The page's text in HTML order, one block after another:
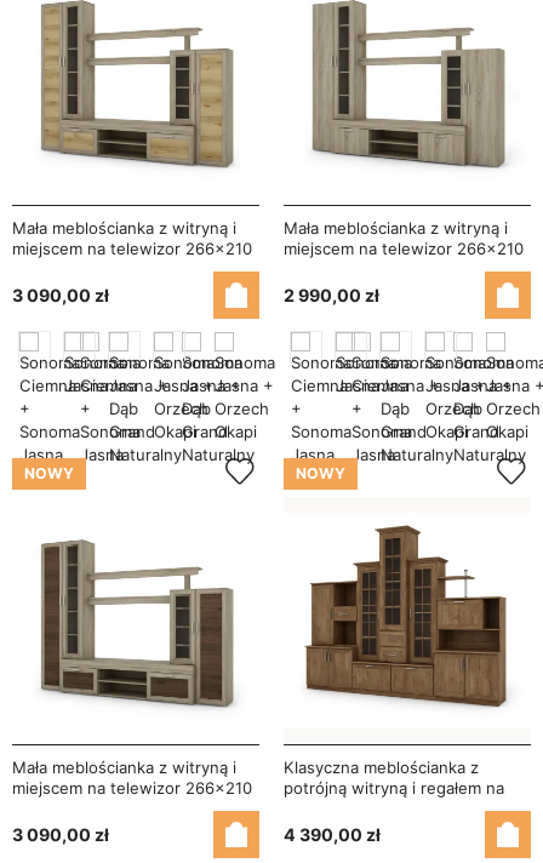
Mała meblościanka z witryną i
miejscem na telewizor 266×210
cm Sonoma Jasna / Dąb Grand
Naturalny – APOLLO
3 090,00 zł
Mała meblościanka z witryną i
miejscem na telewizor 266×210
cm Sonoma Jasna – APOLLO
2 990,00 zł
NOWY
Mała meblościanka z witryną i
miejscem na telewizor 266×210
cm Sonoma Jasna / Orzech
Okapi – APOLLO
3 090,00 zł
NOWY
Klasyczna meblościanka z
potrójną witryną i regałem na
książki 280×207 cm Dąb Lefkas
– HADES
4 390,00 zł